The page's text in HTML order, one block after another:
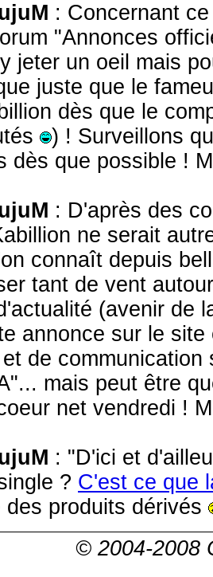
: Concernant
"Annonces
jeter un oeil mais
juste que le
dès que le
) ! Surveillons
dès que possible !
: D'après des
ne serait
connaît depuis
tant de vent
(avenir de
annonce sur le
de
mais peut être
net vendredi !
: "D'ici et
? C'est ce que
des produits dérivés
© 2004-2008